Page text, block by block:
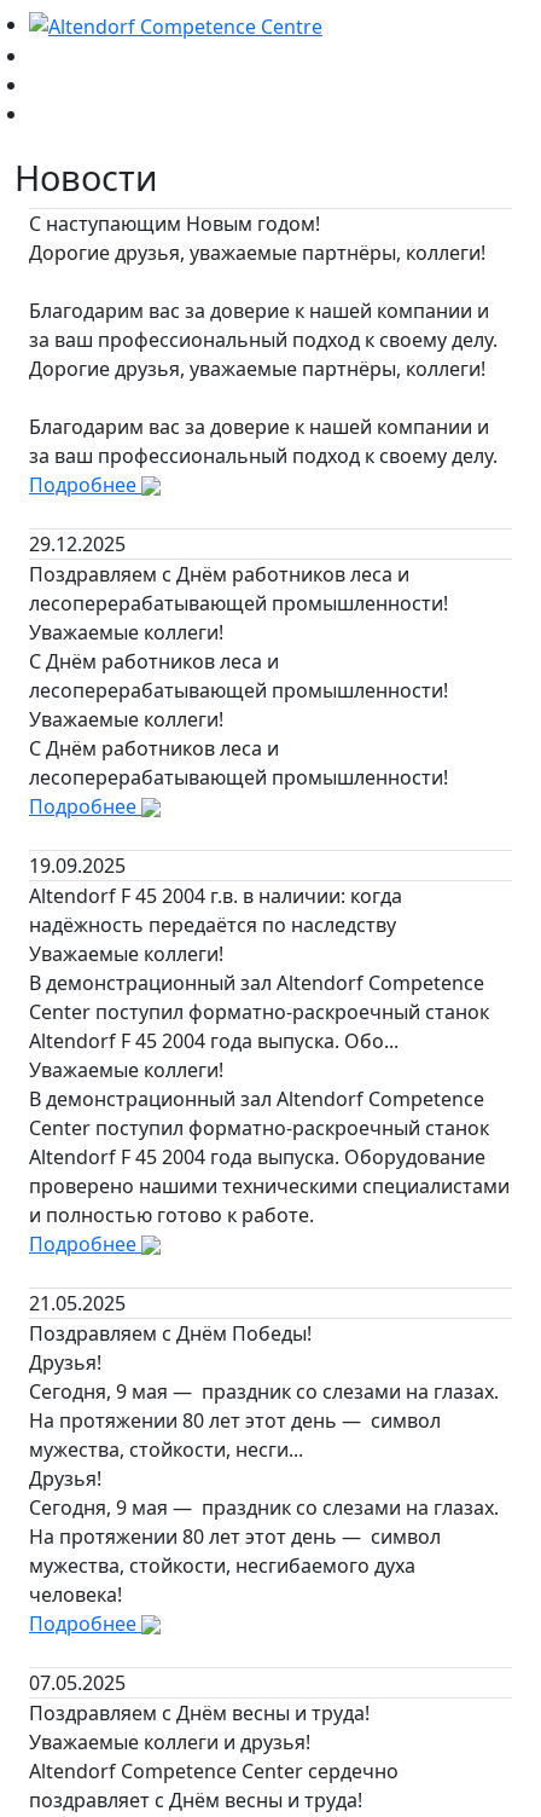
Новости
С наступающим Новым годом!
Дорогие друзья, уважаемые партнёры, коллеги!
Благодарим вас за доверие к нашей компании и
за ваш профессиональный подход к своему делу.
Дорогие друзья, уважаемые партнёры, коллеги!
Благодарим вас за доверие к нашей компании и
за ваш профессиональный подход к своему делу.
Подробнее
29.12.2025
Поздравляем с Днём работников леса и
лесоперерабатывающей промышленности!
Уважаемые коллеги!
С Днём работников леса и
лесоперерабатывающей промышленности!
Уважаемые коллеги!
С Днём работников леса и
лесоперерабатывающей промышленности!
Подробнее
19.09.2025
Altendorf F 45 2004 г.в. в наличии: когда
надёжность передаётся по наследству
Уважаемые коллеги!
В демонстрационный зал Altendorf Competence
Center поступил форматно-раскроечный станок
Altendorf F 45 2004 года выпуска. Обо...
Уважаемые коллеги!
В демонстрационный зал Altendorf Competence
Center поступил форматно-раскроечный станок
Altendorf F 45 2004 года выпуска. Оборудование
проверено нашими техническими специалистами
и полностью готово к работе.
Подробнее
21.05.2025
Поздравляем с Днём Победы!
Друзья!
Сегодня, 9 мая — праздник со слезами на глазах.
На протяжении 80 лет этот день — символ
мужества, стойкости, несги...
Друзья!
Сегодня, 9 мая — праздник со слезами на глазах.
На протяжении 80 лет этот день — символ
мужества, стойкости, несгибаемого духа
человека!
Подробнее
07.05.2025
Поздравляем с Днём весны и труда!
Уважаемые коллеги и друзья!
Altendorf Competence Center сердечно
поздравляет с Днём весны и труда!